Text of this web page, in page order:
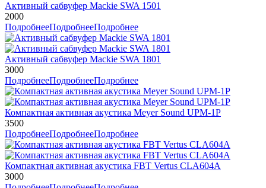
Активный сабвуфер Mackie SWA 1501
2000
ПодробнееПодробнееПодробнее
Активный сабвуфер Mackie SWA 1801
3000
ПодробнееПодробнееПодробнее
Компактная активная акустика Meyer Sound UPM-1P
3500
ПодробнееПодробнееПодробнее
Компактная активная акустика FBT Vertus CLA604A
3000